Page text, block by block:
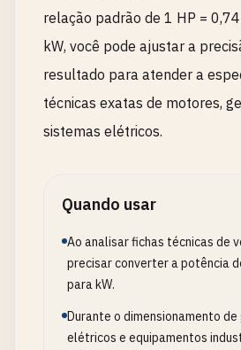
relação padrão de 1 HP =
kW, você pode ajustar a
resultado para atender a
técnicas exatas de motores,
sistemas elétricos.
Quando usar
Ao analisar fichas técnicas de
precisar converter a potência
para kW.
Durante o dimensionamento
elétricos e equipamentos